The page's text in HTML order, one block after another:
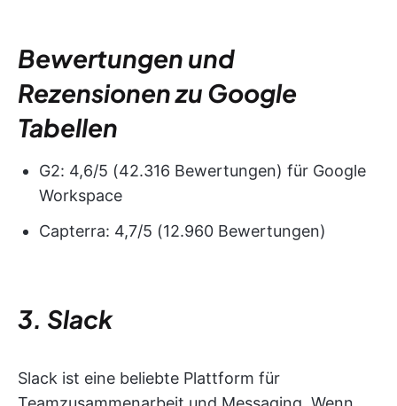
Bewertungen und
Rezensionen zu Google
Tabellen
G2: 4,6/5 (42.316 Bewertungen) für Google
Workspace
Capterra: 4,7/5 (12.960 Bewertungen)
3. Slack
Slack ist eine beliebte Plattform für